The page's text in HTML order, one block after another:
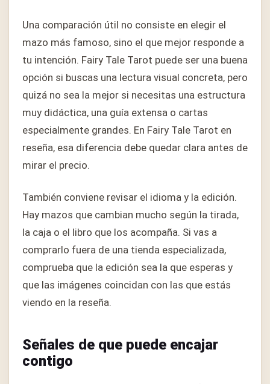
Una comparación útil no consiste en elegir el
mazo más famoso, sino el que mejor responde a
tu intención. Fairy Tale Tarot puede ser una buena
opción si buscas una lectura visual concreta, pero
quizá no sea la mejor si necesitas una estructura
muy didáctica, una guía extensa o cartas
especialmente grandes. En Fairy Tale Tarot en
reseña, esa diferencia debe quedar clara antes de
mirar el precio.
También conviene revisar el idioma y la edición.
Hay mazos que cambian mucho según la tirada,
la caja o el libro que los acompaña. Si vas a
comprarlo fuera de una tienda especializada,
comprueba que la edición sea la que esperas y
que las imágenes coincidan con las que estás
viendo en la reseña.
Señales de que puede encajar
contigo